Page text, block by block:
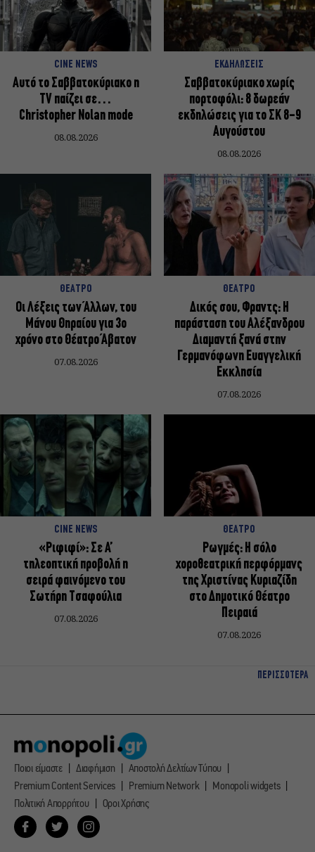
CINE NEWS
Αυτό το Σαββατοκύριακο η
TV παίζει σε…
Christopher Nolan mode
08.08.2026
ΕΚΔΗΛΩΣΕΙΣ
Σαββατοκύριακο χωρίς
πορτοφόλι: 8 δωρεάν
εκδηλώσεις για το ΣΚ 8-9
Αυγούστου
08.08.2026
ΘΕΑΤΡΟ
Οι Λέξεις των Άλλων, του
Μάνου Θηραίου για 3ο
χρόνο στο Θέατρο Άβατον
07.08.2026
ΘΕΑΤΡΟ
Δικός σου, Φραντς: Η
παράσταση του Αλέξανδρου
Διαμαντή ξανά στην
Γερμανόφωνη Ευαγγελική
Εκκλησία
07.08.2026
CINE NEWS
«Ριφιφί»: Σε Α’
τηλεοπτική προβολή η
σειρά φαινόμενο του
Σωτήρη Τσαφούλια
07.08.2026
ΘΕΑΤΡΟ
Ρωγμές: Η σόλο
χοροθεατρική περφόρμανς
της Χριστίνας Κυριαζίδη
στο Δημοτικό Θέατρο
Πειραιά
07.08.2026
ΠΕΡΙΣΣΟΤΕΡΑ
Ποιοι είμαστε Διαφήμιση
Αποστολή Δελτίων Τύπου
Premium Content Services
Premium Network
Monopoli widgets
Πολιτική Απορρήτου
Οροι Χρήσης